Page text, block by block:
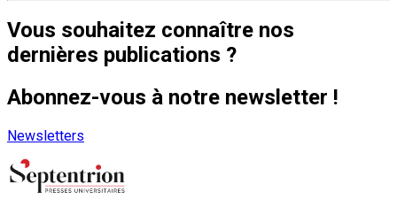
Vous souhaitez connaître nos
dernières publications ?
Abonnez-vous à notre newsletter !
Newsletters